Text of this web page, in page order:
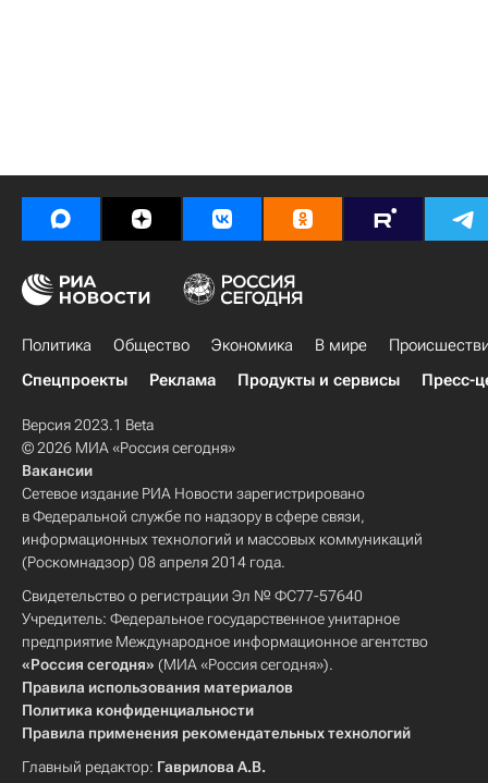
Политика Общество Экономика В мире
Спецпроекты
Реклама Продукты и сервисы Пресс-
Версия 2023.1 Beta
© 2026 МИА «Россия сегодня»
Вакансии
Сетевое издание РИА Новости зарегистрировано
в Федеральной службе по надзору в сфере связи,
информационных технологий и массовых коммуникаций
(Роскомнадзор) 08 апреля 2014 года.
Свидетельство о регистрации Эл № ФС77-57640
Учредитель: Федеральное государственное унитарное
предприятие Международное информационное агентство
«Россия сегодня» (МИА «Россия сегодня»).
Правила использования материалов
Политика конфиденциальности
Правила применения рекомендательных технологий
Главный редактор: Гаврилова А.В.